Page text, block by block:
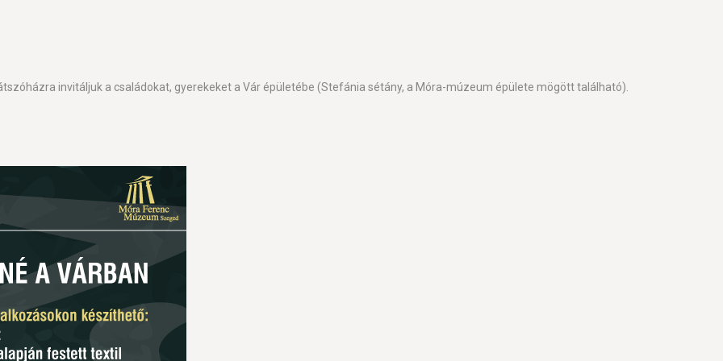
invitáljuk a családokat, gyerekeket a Vár épületébe (Stefánia sétány, a Móra-múzeum épülete mögött található).